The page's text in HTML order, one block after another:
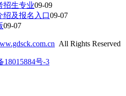
招生专业09-09
绍及报名入口09-07
09-07
All Rights Reserved
18015884号-3